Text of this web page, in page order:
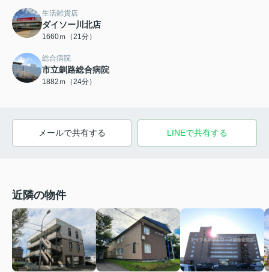
生活雑貨店
ダイソー川北店
1660ｍ（21分）
総合病院
市立釧路総合病院
1882ｍ（24分）
メールで共有する LINEで共有する
近隣の物件